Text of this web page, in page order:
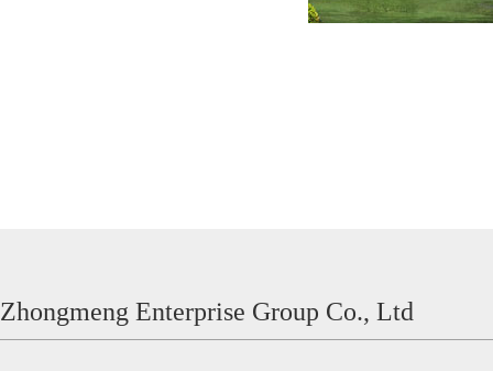
Zhongmeng Enterprise Group Co., Ltd